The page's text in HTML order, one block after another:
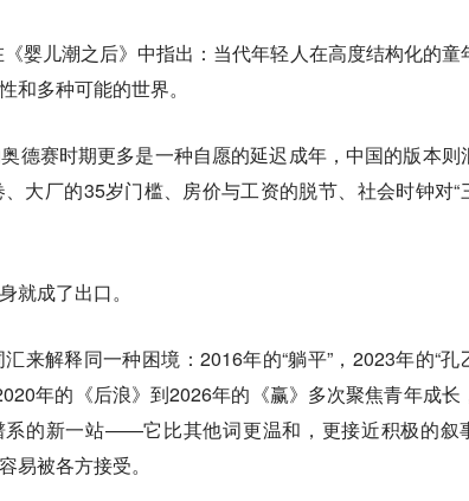
婴儿潮之后》中指出：当代年轻人在高度结构化的童
和多种可能的世界。
德赛时期更多是一种自愿的延迟成年，中国的版本则
大厂的35岁门槛、房价与工资的脱节、社会时钟对“
就成了出口。
来解释同一种困境：2016年的“躺平”，2023年的“孔
年的 《后浪》 到2026年的 《赢》 多次聚焦青年成长
系的新一站——它比其他词更温和，更接近积极的叙
易被各方接受。